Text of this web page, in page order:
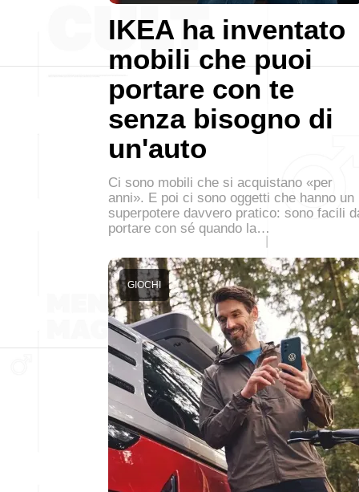
IKEA ha inventato
mobili che puoi
portare con te
senza bisogno di
un'auto
Ci sono mobili che si acquistano «per
anni». E poi ci sono oggetti che hanno un
superpotere davvero pratico: sono facili
portare con sé quando la…
GIOCHI